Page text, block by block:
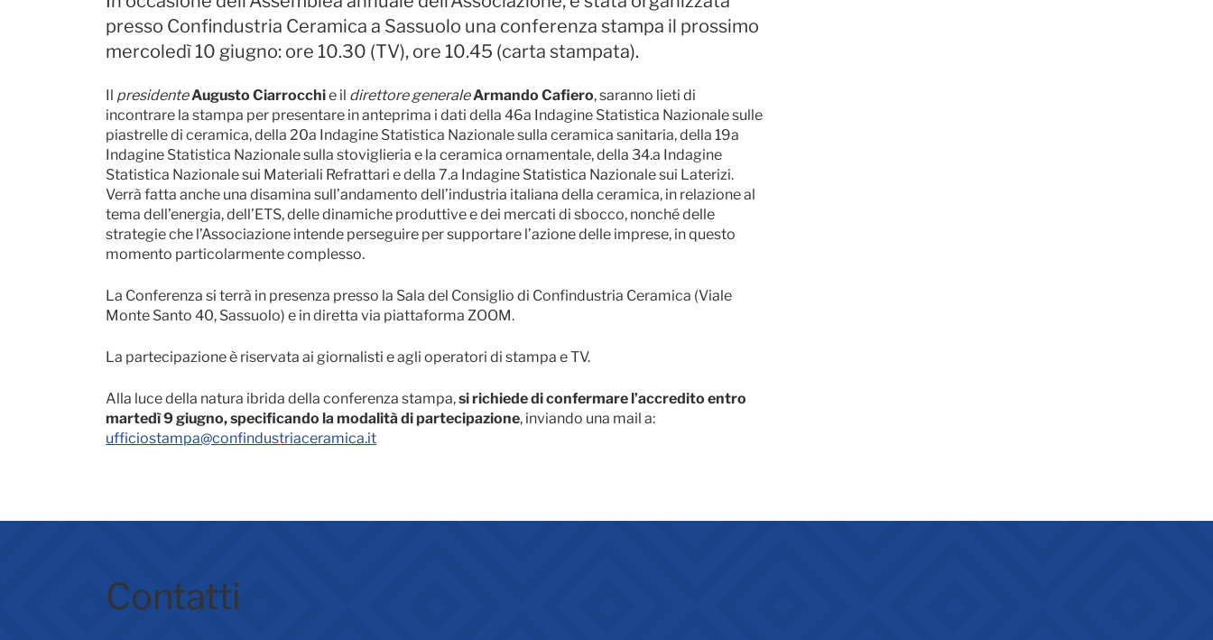
presso Confindustria Ceramica a Sassuolo una conferenza stampa il prossimo
mercoledì 10 giugno: ore 10.30 (TV), ore 10.45 (carta stampata).
Il presidenteAugusto Ciarrocchie il direttore generaleArmando Cafiero, saranno lieti di
incontrare la stampa per presentare in anteprima i dati della 46a Indagine Statistica Nazionale sulle
piastrelle di ceramica, della 20a Indagine Statistica Nazionale sulla ceramica sanitaria, della 19a
Indagine Statistica Nazionale sulla stoviglieria e la ceramica ornamentale, della 34.a Indagine
Statistica Nazionale sui Materiali Refrattari e della 7.a Indagine Statistica Nazionale sui Laterizi.
Verrà fatta anche una disamina sull’andamento dell’industria italiana della ceramica, in relazione al
tema dell’energia, dell’ETS, delle dinamiche produttive e dei mercati di sbocco, nonché delle
strategie che l’Associazione intende perseguire per supportare l’azione delle imprese, in questo
momento particolarmente complesso.
La Conferenza si terrà in presenza presso la Sala del Consiglio di Confindustria Ceramica (Viale
Monte Santo 40, Sassuolo) e in diretta via piattaforma ZOOM.
La partecipazione è riservata ai giornalisti e agli operatori di stampa e TV.
Alla luce della natura ibrida della conferenza stampa,si richiede di confermare l’accredito entro
martedì 9 giugno, specificando la modalità di partecipazione, inviando una mail a:
ufficiostampa@confindustriaceramica.it
Contatti